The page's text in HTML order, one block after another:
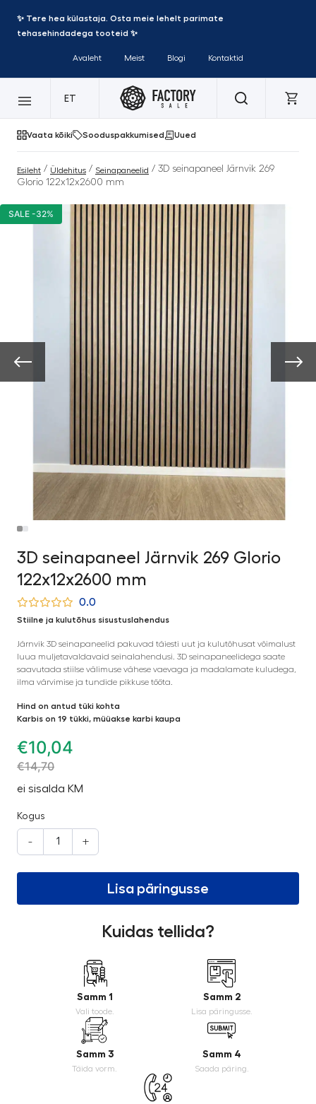
✨ Tere hea külastaja. Osta meie lehelt parimate
tehasehindadega tooteid ✨
Avaleht Meist Blogi Kontaktid
ET
Vaata kõiki Sooduspakkumised Uued
Esileht / Üldehitus / Seinapaneelid / 3D seinapaneel Järnvik 269
Glorio 122x12x2600 mm
SALE -32%
3D seinapaneel Järnvik 269 Glorio
122x12x2600 mm
0.0
Stiilne ja kulutõhus sisustuslahendus
Järnvik 3D seinapaneelid pakuvad täiesti uut ja kulutõhusat võimalust
luua muljetavaldavaid seinalahendusi. 3D seinapaneelidega saate
saavutada stiilse välimuse vähese vaevaga ja madalamate kuludega,
ilma värvimise ja tundide pikkuse tööta.
Hind on antud tüki kohta
Karbis on 19 tükki, müüakse karbi kaupa
€10,04
€14,70
ei sisalda KM
Kogus
- +
Lisa päringusse
Kuidas tellida?
Samm 1
Vali toode.
Samm 2
Lisa päringusse.
Samm 3
Täida vorm.
Samm 4
Saada päring.